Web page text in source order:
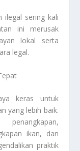
ilegal sering kali
ini merusak
lokal serta
legal.
keras untuk
yang lebih baik.
ikan, dan
praktik